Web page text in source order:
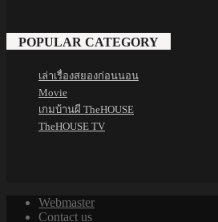
POPULAR CATEGORY
เล่าเรื่องสยองก่อนนอน
Movie
เกมบ้านผี TheHOUSE
TheHOUSE TV
Webmaster
Contact us